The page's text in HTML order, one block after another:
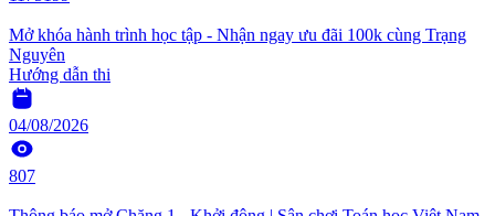
Mở khóa hành trình học tập - Nhận ngay ưu đãi 100k cùng Trạng
Nguyên
Hướng dẫn thi
04/08/2026
807